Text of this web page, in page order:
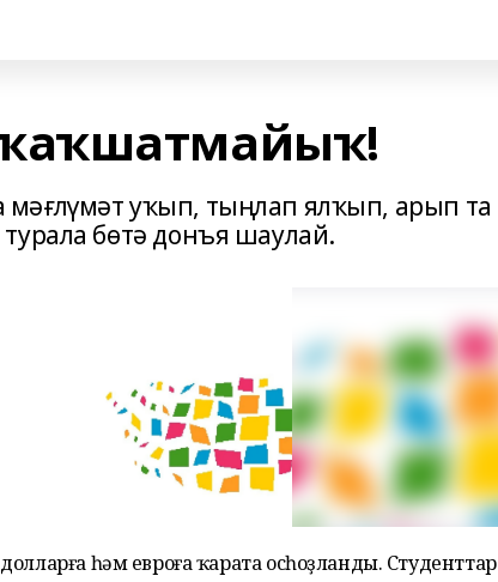
мәғлүмәт уҡып, тыңлап ялҡып, арып та
бөтә донъя шаулай.
һәм евроға ҡарата осһоҙланды. Студенттар